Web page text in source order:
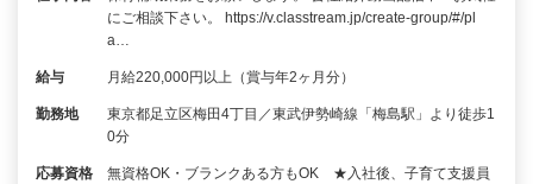
にご相談下さい。 https://v.classtream.jp/create-group/#/pl
a…
給与 月給220,000円以上（賞与年2ヶ月分）
勤務地
東京都足立区梅田4丁目／東武伊勢崎線「梅島駅」より徒歩1
0分
応募資格
無資格OK・ブランクある方もOK ★入社後、子育て支援員